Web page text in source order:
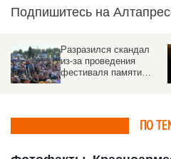
Подпишитесь на
Разразился скандал
из-за проведения
фестиваля памяти
ПО